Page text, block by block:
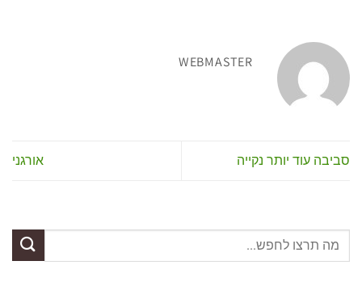
WEBMASTER
סביבה עוד יותר נקייה אורגני